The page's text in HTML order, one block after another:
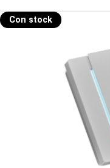
Con stock